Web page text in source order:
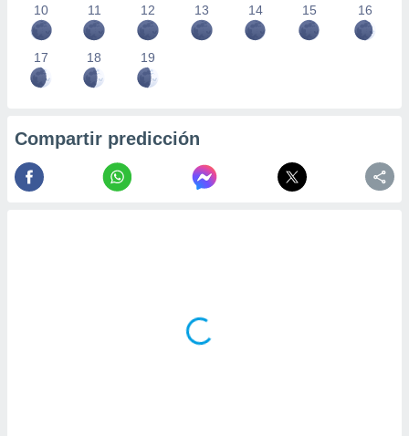
10 11 12 13 14 15 16
17 18 19
Compartir predicción